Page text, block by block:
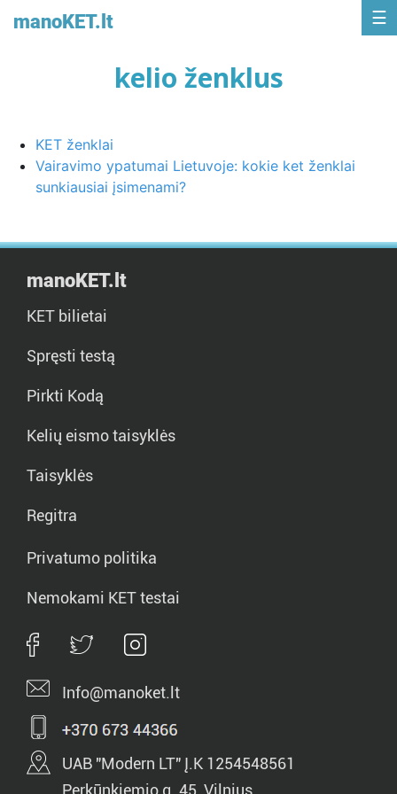
manoKET.lt
kelio ženklus
KET ženklai
Vairavimo ypatumai Lietuvoje: kokie ket ženklai
sunkiausiai įsimenami?
manoKET.lt
KET bilietai
Spręsti testą
Pirkti Kodą
Kelių eismo taisyklės
Taisyklės
Regitra
Privatumo politika
Nemokami KET testai
Info@manoket.lt
UAB "Modern LT" Į.K 1254548561
Perkūnkiemio g. 45, Vilnius